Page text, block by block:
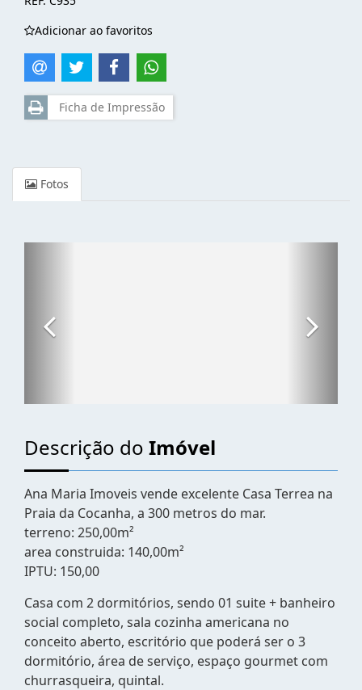
Adicionar ao favoritos
Ficha de Impressão
Fotos
Descrição do Imóvel
Ana Maria Imoveis vende excelente Casa Terrea na
Praia da Cocanha, a 300 metros do mar.
terreno: 250,00m²
area construida: 140,00m²
IPTU: 150,00
Casa com 2 dormitórios, sendo 01 suite + banheiro
social completo, sala cozinha americana no
conceito aberto, escritório que poderá ser o 3
dormitório, área de serviço, espaço gourmet com
churrasqueira, quintal.